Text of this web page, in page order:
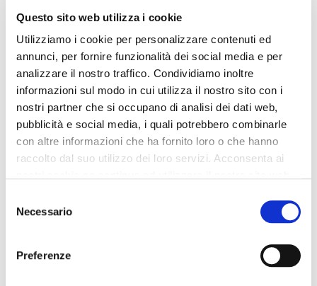
Questo sito web utilizza i cookie
Utilizziamo i cookie per personalizzare contenuti ed
annunci, per fornire funzionalità dei social media e per
analizzare il nostro traffico. Condividiamo inoltre
informazioni sul modo in cui utilizza il nostro sito con i
nostri partner che si occupano di analisi dei dati web,
pubblicità e social media, i quali potrebbero combinarle
con altre informazioni che ha fornito loro o che hanno
raccolto dal suo utilizzo dei loro servizi. Acconsenta ai
delNecessario
Preferenze